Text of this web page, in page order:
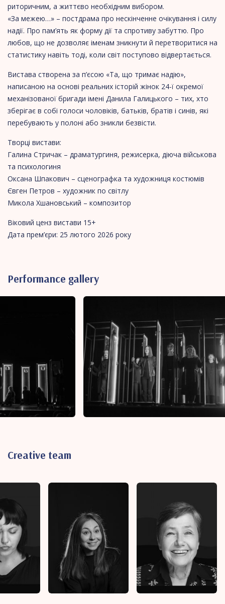
риторичним, а життєво необхідним вибором.
«За межею…» – постдрама про нескінченне очікування і силу
надії. Про пам’ять як форму дії та спротиву забуттю. Про
любов, що не дозволяє іменам зникнути й перетворитися на
статистику навіть тоді, коли світ поступово відвертається.
Вистава створена за п’єсою «Та, що тримає надію»,
написаною на основі реальних історій жінок 24-ї окремої
механізованої бригади імені Данила Галицького – тих, хто
зберігає в собі голоси чоловіків, батьків, братів і синів, які
перебувають у полоні або зникли безвісти.
Творці вистави:
Галина Стричак – драматургиня, режисерка, діюча військова
та психологиня
Оксана Шпакович – сценографка та художниця костюмів
Євген Петров – художник по світлу
Микола Хшановський – композитор
Віковий ценз вистави 15+
Дата прем’єри: 25 лютого 2026 року
Performance gallery
Creative team